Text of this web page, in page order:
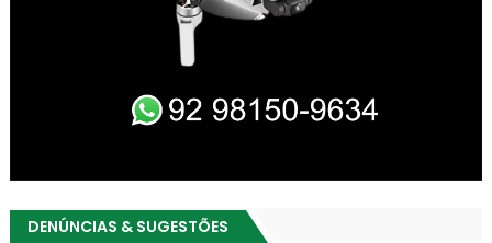
DENÚNCIAS & SUGESTÕES